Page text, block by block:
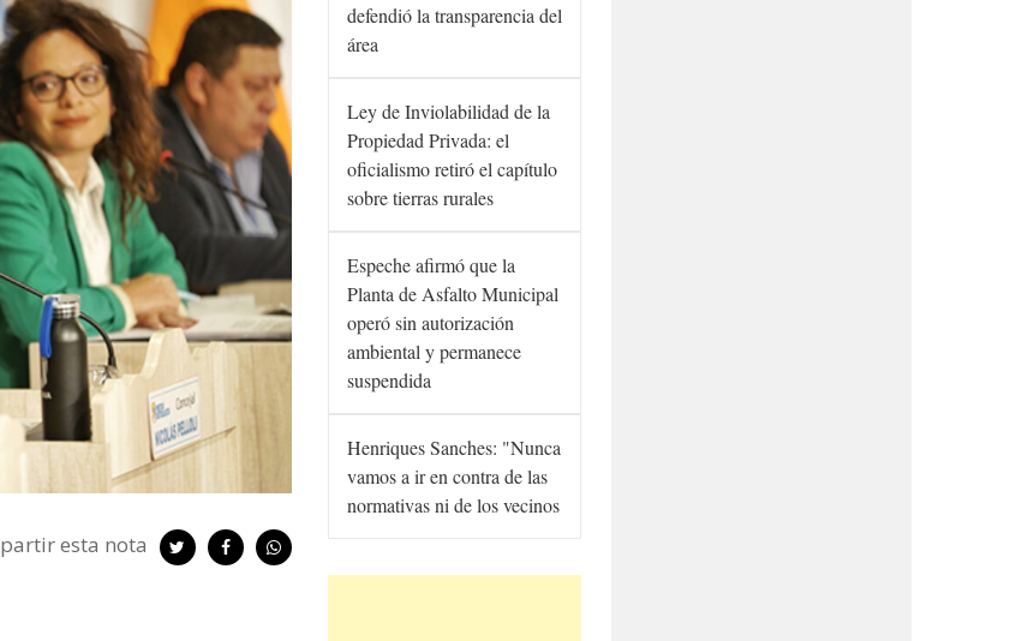
esta nota
defendió la transparencia del
área
Ley de Inviolabilidad de la
Propiedad Privada: el
oficialismo retiró el capítulo
sobre tierras rurales
Espeche afirmó que la
Planta de Asfalto Municipal
operó sin autorización
ambiental y permanece
suspendida
Henriques Sanches: "Nunca
vamos a ir en contra de las
normativas ni de los vecinos